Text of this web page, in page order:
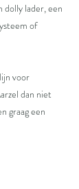
dolly lader, een
of
voor
dan niet
graag een